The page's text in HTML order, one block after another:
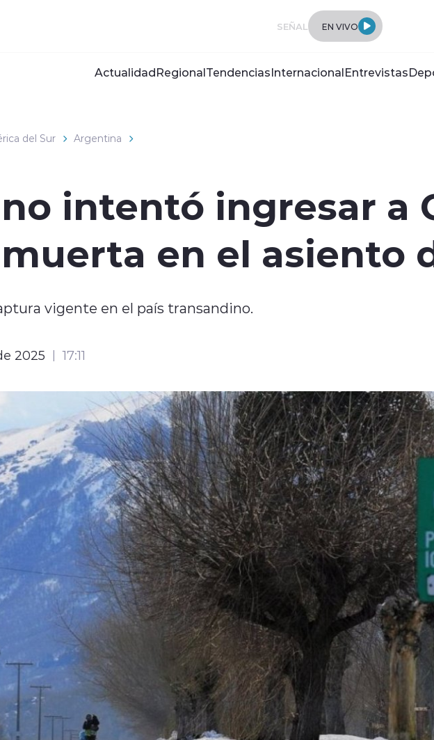
SEÑAL EN VIVO
ActualidadRegionalTendenciasInternacionalEntrevistas
del Sur Argentina
intentó ingresar a
en el asiento
vigente en el país transandino.
2025 17:11